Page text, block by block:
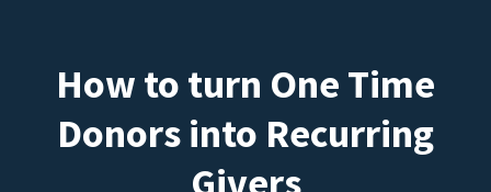
How to turn One Time
Donors into Recurring